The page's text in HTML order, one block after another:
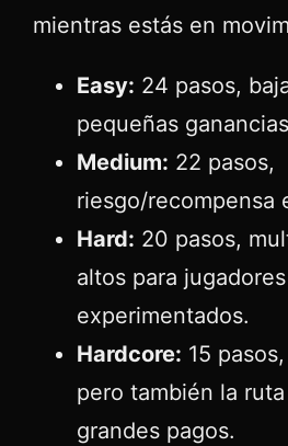
mientras estás en
Easy: 24 pasos,
pequeñas
Medium: 22 pasos,
riesgo/recompensa
Hard: 20 pasos,
altos para jugadores
experimentados.
Hardcore: 15
pero también la
grandes pagos.